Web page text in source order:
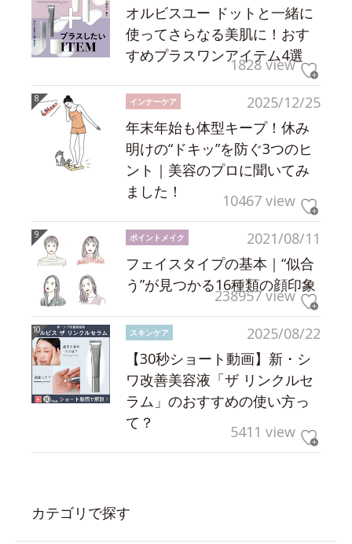
オルビスユー ドットと一緒に
使ってさらなる美肌に！おす
すめプラスワンアイテム4選
1828 view
2025/12/25
インナーケア
年末年始も体型キープ！休み
明けの“ドキッ”を防ぐ3つのヒ
ント｜美容のプロに聞いてみ
ました！
10467 view
2021/08/11
ポイントメイク
フェイスタイプの基本｜“似合
う”が見つかる16種類の顔印象
238957 view
2025/08/22
スキンケア
【30秒ショート動画】新・シ
ワ改善美容液「ザ リンクルセ
ラム」のおすすめの使い方っ
て？
5411 view
カテゴリで探す